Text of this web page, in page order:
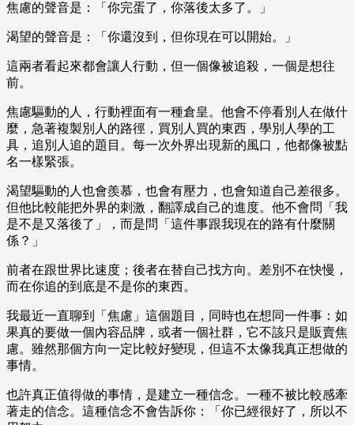
焦慮的聲音是：「你完蛋了，你落後太多了。」
渴望的聲音是：「你還沒到，但你現在可以開始。」
這兩者看起來都會讓人行動，但一個像被追殺，一個是想往
前。
焦慮驅動的人，行動裡面有一種倉皇。他會不停看別人在做什
麼，急著複製別人的路徑，買別人買的東西，學別人學的工
具，追別人追的題目。每一次外界出現新的風口，他都像被點
名一樣緊張。
渴望驅動的人也會羨慕，也會有壓力，也會知道自己差很多。
但他比較能把外界的刺激，翻譯成自己的進度。他不會問「我
是不是又落後了」，而是問「這件事跟我現在的路有什麼關
係？」
前者在跟世界比速度；後者在替自己找方向。差別不在快慢，
而在你追的到底是不是你的東西。
我最近一直聊到「焦慮」這個題目，同時也在想同一件事：如
果真的要做一個內容品牌，或者一個社群，它不該只是販賣焦
慮。雖然那個方向一定比較好變現，但這不太像我真正想做的
事情。
也許真正值得做的事情，是建立一種信念。一種不被比較感牽
著走的信念。這種信念不會告訴你：「你已經很好了，所以不